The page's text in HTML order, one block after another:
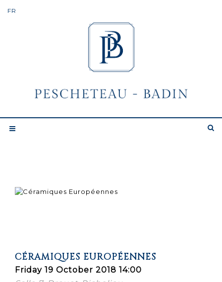
CÉRAMIQUES EUROPÉENNES
Friday 19 October 2018 14:00